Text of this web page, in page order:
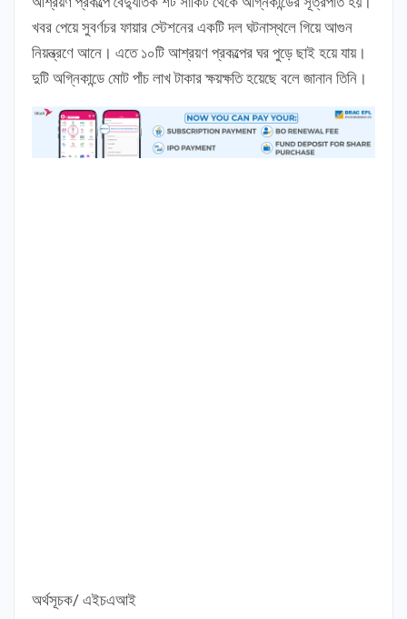
খবর পেয়ে সুবর্ণচর ফায়ার স্টেশনের একটি দল ঘটনাস্থলে গিয়ে আগুন
নিয়ন্ত্রণে আনে। এতে ১০টি আশ্রয়ণ প্রকল্পের ঘর পুড়ে ছাই হয়ে যায়।
দুটি অগ্নিকান্ডে মোট পাঁচ লাখ টাকার ক্ষয়ক্ষতি হয়েছে বলে জানান তিনি।
অর্থসূচক/ এইচএআই